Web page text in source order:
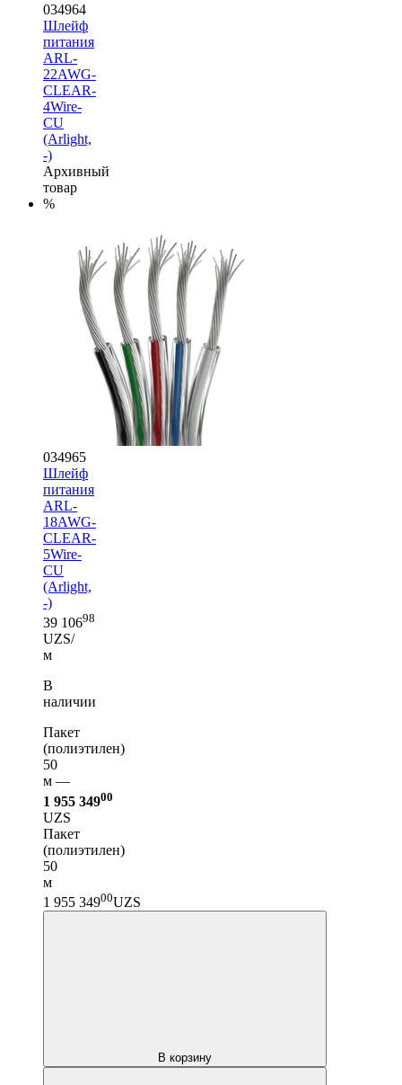
034964
Шлейф
питания
ARL-
22AWG-
CLEAR-
4Wire-
CU
(Arlight,
-)
Архивный
товар
%
034965
Шлейф
питания
ARL-
18AWG-
CLEAR-
5Wire-
CU
(Arlight,
-)
39 10698
UZS/
м
В
наличии
Пакет
(полиэтилен)
50
м —
1 955 34900
UZS
Пакет
(полиэтилен)
50
м
1 955 34900UZS
В корзину